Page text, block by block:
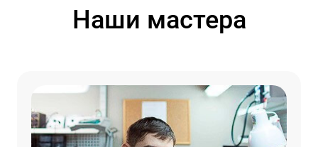
Наши мастера